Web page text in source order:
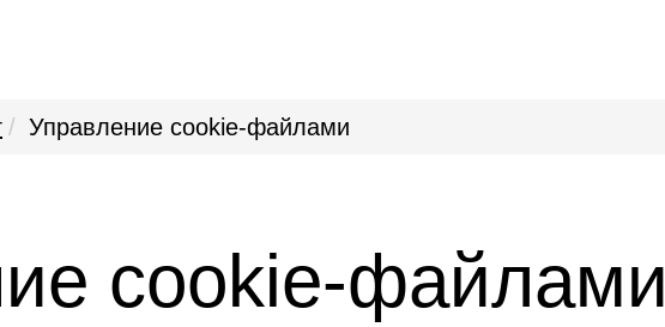
Управление сookie-файлами
сookie-файлами